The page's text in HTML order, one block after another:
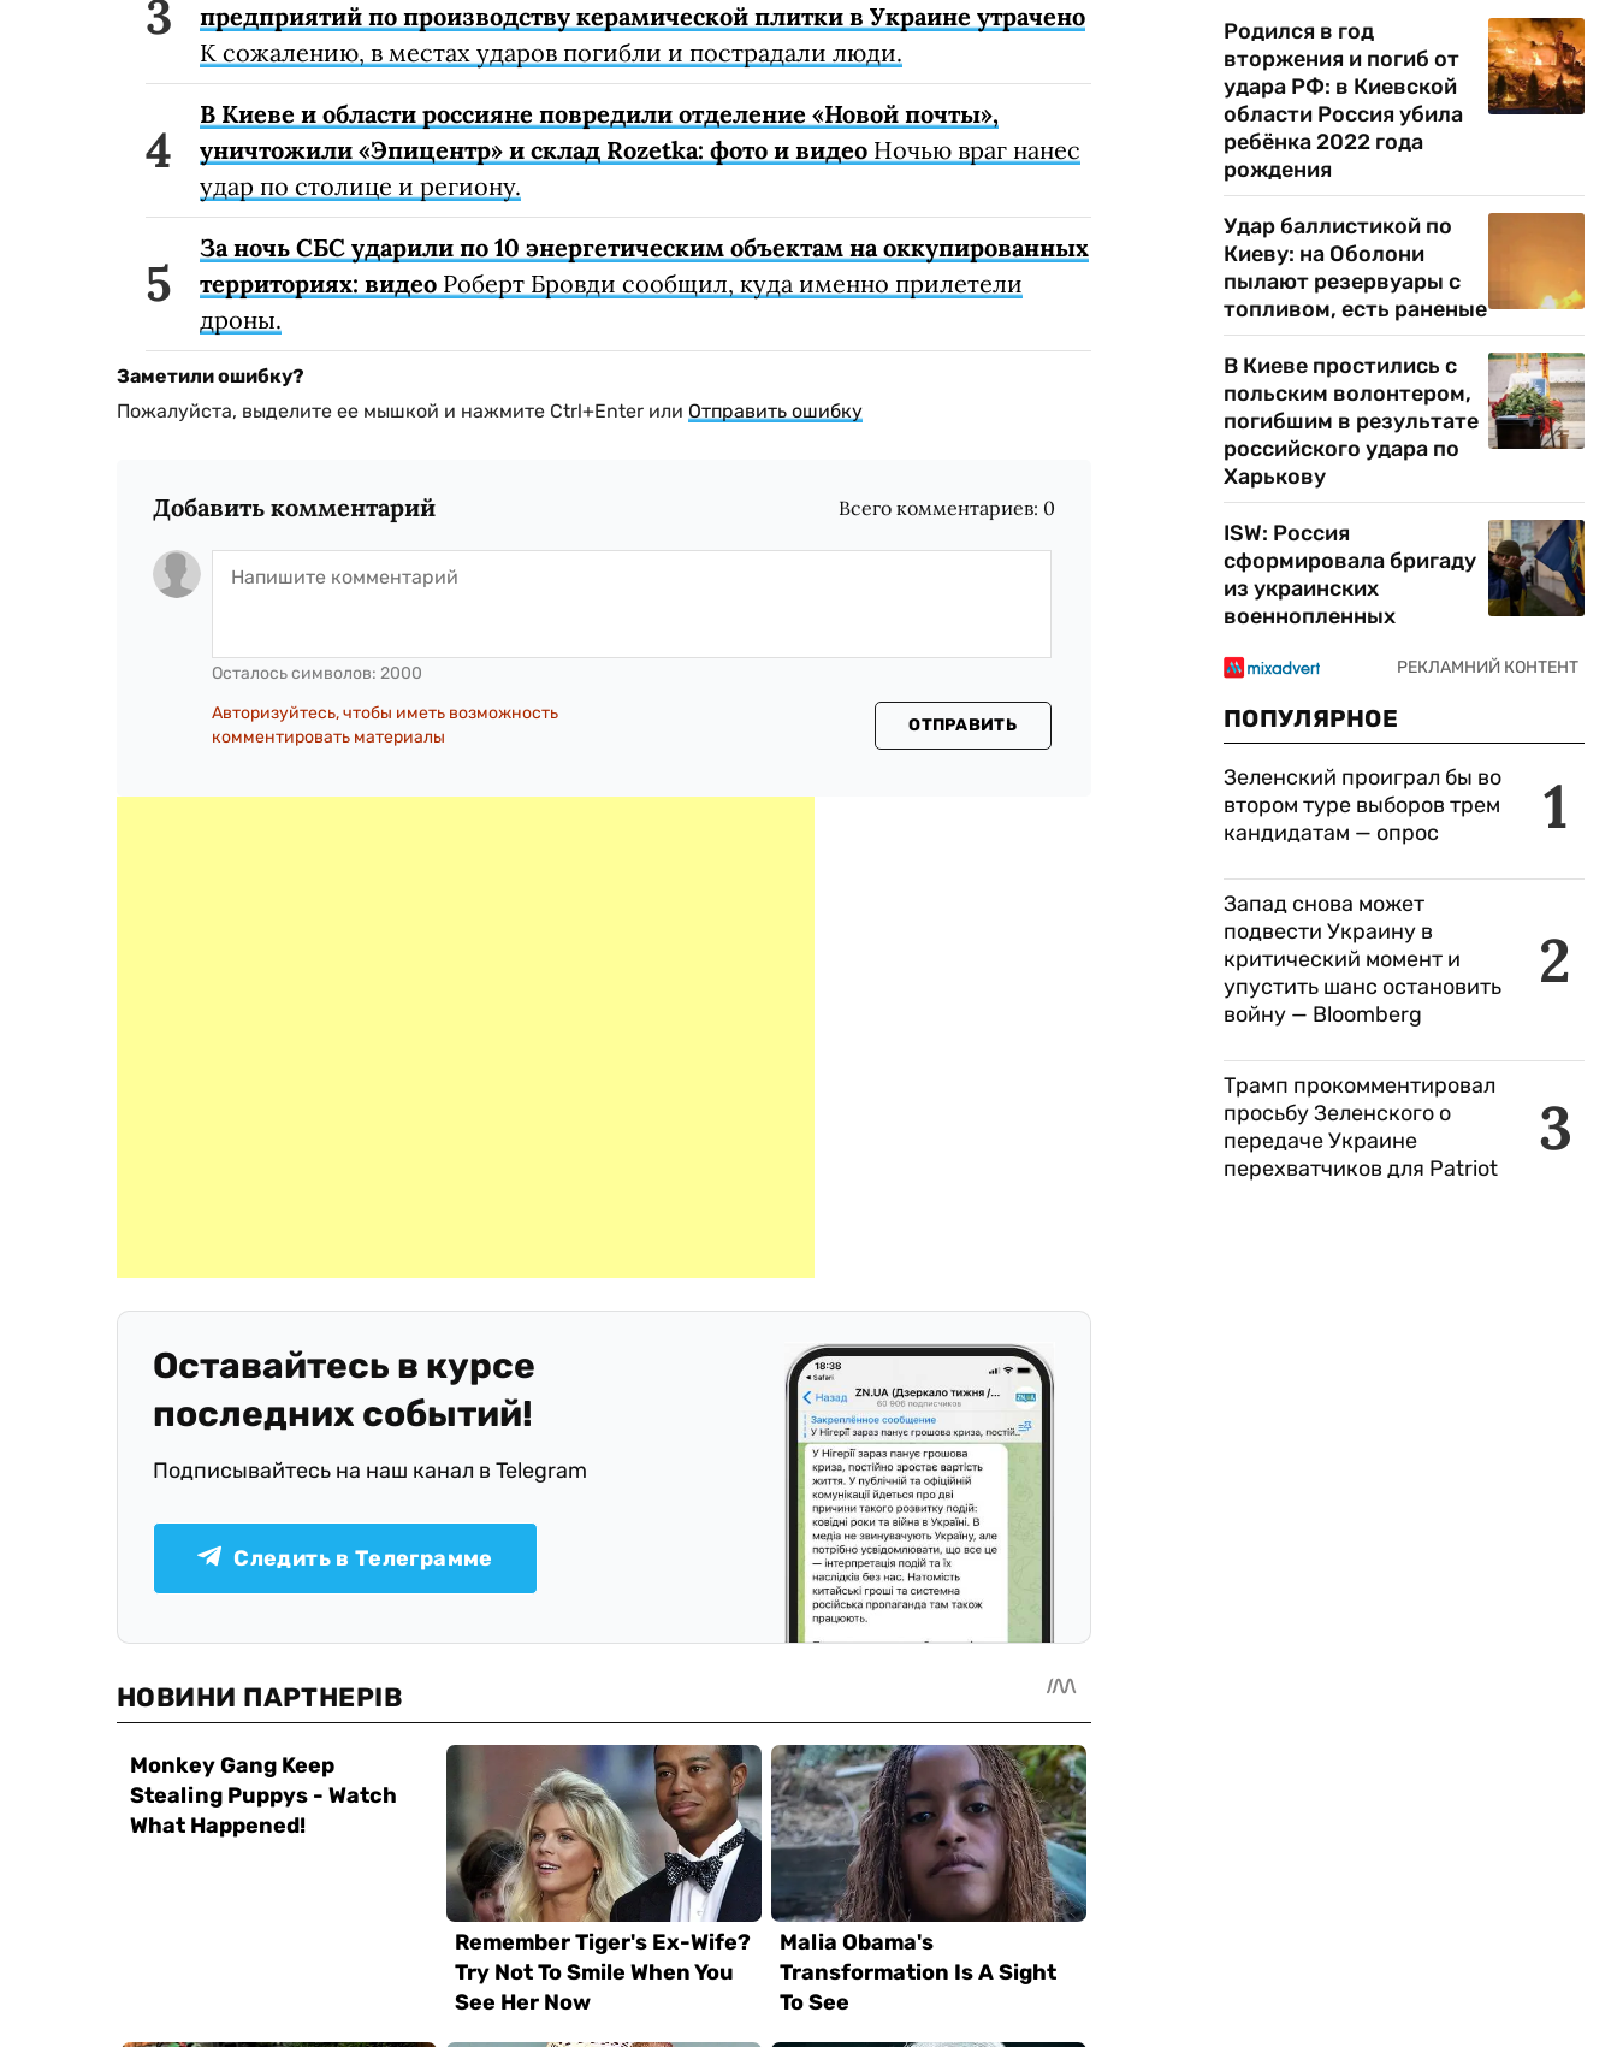
предприятий по производству керамической плитки в Украине утрачено
К сожалению, в местах ударов погибли и пострадали люди.
В Киеве и области россияне повредили отделение «Новой почты»,
уничтожили «Эпицентр» и склад Rozetka: фото и видео Ночью враг нанес
удар по столице и региону.
За ночь СБС ударили по 10 энергетическим объектам на оккупированных
территориях: видео Роберт Бровди сообщил, куда именно прилетели
дроны.
Заметили ошибку?
Пожалуйста, выделите ее мышкой и нажмите Ctrl+Enter или Отправить ошибку
Добавить комментарий Всего комментариев: 0
Осталось символов: 2000
Авторизуйтесь, чтобы иметь возможность
комментировать материалы
ОТПРАВИТЬ
Оставайтесь в курсе
последних событий!
Подписывайтесь на наш канал в Telegram
Следить в Телеграмме
Родился в год
вторжения и погиб от
удара РФ: в Киевской
области Россия убила
ребёнка 2022 года
рождения
Удар баллистикой по
Киеву: на Оболони
пылают резервуары с
топливом, есть раненые
В Киеве простились с
польским волонтером,
погибшим в результате
российского удара по
Харькову
ISW: Россия
сформировала бригаду
из украинских
военнопленных
ПОПУЛЯРНОЕ
1
Зеленский проиграл бы во
втором туре выборов трем
кандидатам — опрос
2
Запад снова может
подвести Украину в
критический момент и
упустить шанс остановить
войну — Bloomberg
3
Трамп прокомментировал
просьбу Зеленского о
передаче Украине
перехватчиков для Patriot